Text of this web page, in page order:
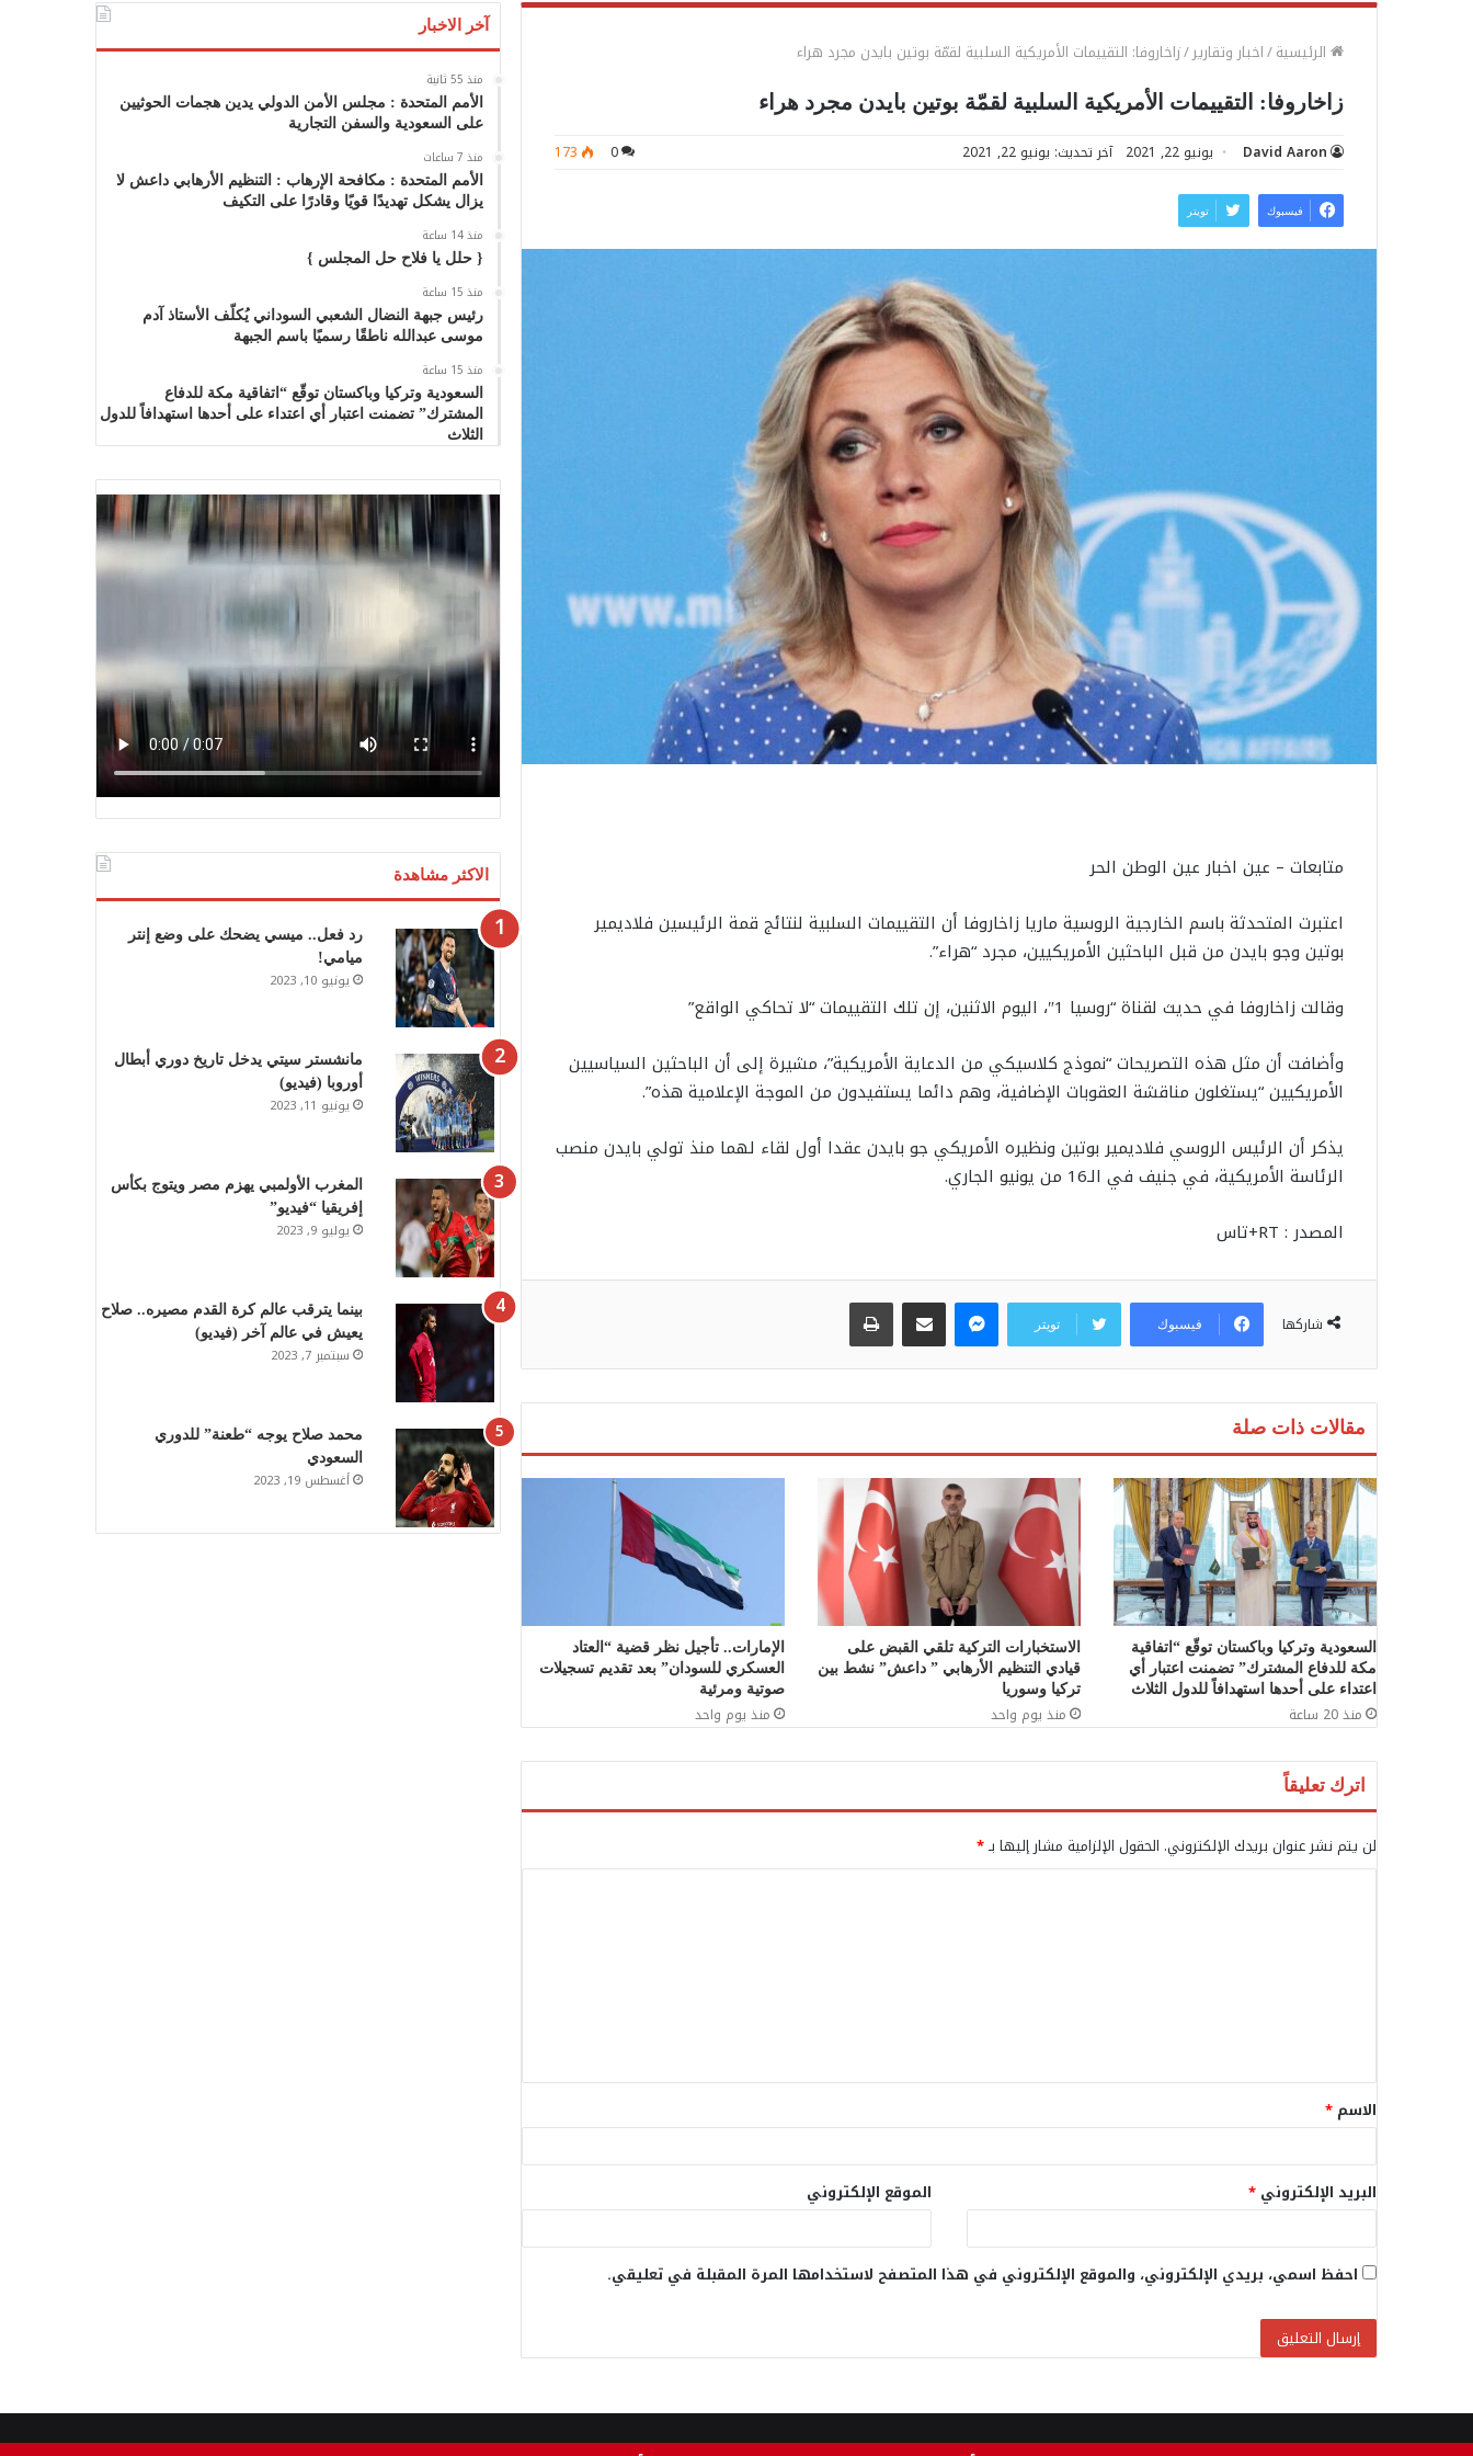
الرئيسية/اخبار وتقارير/زاخاروفا: التقييمات الأمريكية السلبية لقمّة بوتين بايدن مجرد هراء
زاخاروفا: التقييمات الأمريكية السلبية لقمّة بوتين بايدن مجرد هراء
David Aaron يونيو 22, 2021 آخر تحديث: يونيو 22, 2021 0
173
فيسبوك تويتر
متابعات – عين اخبار عين الوطن الحر
اعتبرت المتحدثة باسم الخارجية الروسية ماريا زاخاروفا أن التقييمات السلبية لنتائج قمة الرئيسين فلاديمير
بوتين وجو بايدن من قبل الباحثين الأمريكيين، مجرد “هراء”.
وقالت زاخاروفا في حديث لقناة “روسيا 1″، اليوم الاثنين، إن تلك التقييمات “لا تحاكي الواقع”
وأضافت أن مثل هذه التصريحات “نموذج كلاسيكي من الدعاية الأمريكية”، مشيرة إلى أن الباحثين السياسيين
الأمريكيين “يستغلون مناقشة العقوبات الإضافية، وهم دائما يستفيدون من الموجة الإعلامية هذه”.
يذكر أن الرئيس الروسي فلاديمير بوتين ونظيره الأمريكي جو بايدن عقدا أول لقاء لهما منذ تولي بايدن منصب
الرئاسة الأمريكية، في جنيف في الـ16 من يونيو الجاري.
المصدر : RT+تاس
شاركها فيسبوك تويتر
مقالات ذات صلة
السعودية وتركيا وباكستان توقّع “اتفاقية
مكة للدفاع المشترك” تضمنت اعتبار أي
اعتداء على أحدها استهدافاً للدول الثلاث
منذ 20 ساعة
الاستخبارات التركية تلقي القبض على
قيادي التنظيم الأرهابي ” داعش” نشط بين
تركيا وسوريا
منذ يوم واحد
الإمارات.. تأجيل نظر قضية “العتاد
العسكري للسودان” بعد تقديم تسجيلات
صوتية ومرئية
منذ يوم واحد
اترك تعليقاً
لن يتم نشر عنوان بريدك الإلكتروني. الحقول الإلزامية مشار إليها بـ*
ق
*
الاسم *
البريد الإلكتروني * الموقع الإلكتروني
احفظ اسمي، بريدي الإلكتروني، والموقع الإلكتروني في هذا المتصفح لاستخدامها المرة المقبلة في تعليقي.
آخر الاخبار
منذ 55 ثانية
الأمم المتحدة : مجلس الأمن الدولي يدين هجمات الحوثيين
على السعودية والسفن التجارية
منذ 7 ساعات
الأمم المتحدة : مكافحة الإرهاب : التنظيم الأرهابي داعش لا
يزال يشكل تهديدًا قويًا وقادرًا على التكيف
منذ 14 ساعة
{ حلل يا فلاح حل المجلس }
منذ 15 ساعة
رئيس جبهة النضال الشعبي السوداني يُكلّف الأستاذ آدم
موسى عبدالله ناطقًا رسميًا باسم الجبهة
منذ 15 ساعة
السعودية وتركيا وباكستان توقّع “اتفاقية مكة للدفاع
المشترك” تضمنت اعتبار أي اعتداء على أحدها استهدافاً للدول
الثلاث
الاكثر مشاهدة
رد فعل.. ميسي يضحك على وضع إنتر
ميامي!
يونيو 10, 2023
مانشستر سيتي يدخل تاريخ دوري أبطال
أوروبا (فيديو)
يونيو 11, 2023
المغرب الأولمبي يهزم مصر ويتوج بكأس
إفريقيا “فيديو”
يوليو 9, 2023
بينما يترقب عالم كرة القدم مصيره.. صلاح
يعيش في عالم آخر (فيديو)
سبتمبر 7, 2023
محمد صلاح يوجه “طعنة” للدوري
السعودي
أغسطس 19, 2023